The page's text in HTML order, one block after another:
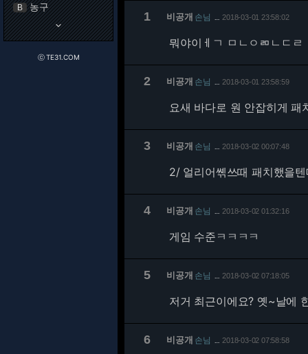
B 농구
keyboard_arrow_down
ⓒ TE31.COM
1 비공개 손님 2018-03-01 23:58:02
뭐야이ㅔㄱ ㅁㄴㅇㄻㄴㄷㄹ
2 비공개 손님 2018-03-01 23:58:59
요새 바다로 원 안잡히게 패
3 비공개 손님 2018-03-02 00:07:48
2/얼리어쎾쓰때 패치했을
4 비공개 손님 2018-03-02 01:32:16
게임 수준ㅋㅋㅋㅋ
5 비공개 손님 2018-03-02 07:18:05
저거 최근이에요? 옛~날에
6 비공개 손님 2018-03-02 07:58:58